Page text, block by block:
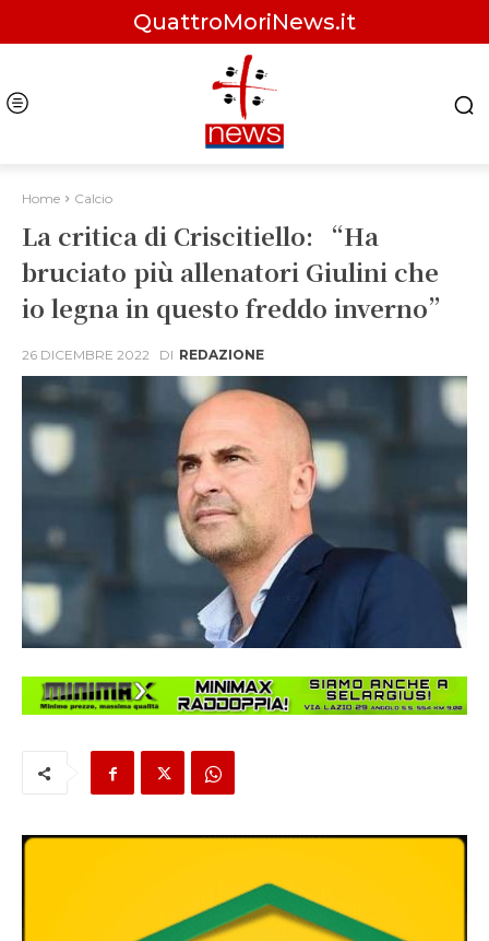
QuattroMoriNews.it
Home Calcio
La critica di Criscitiello: “Ha
bruciato più allenatori Giulini che
io legna in questo freddo inverno”
26 DICEMBRE 2022 DI REDAZIONE